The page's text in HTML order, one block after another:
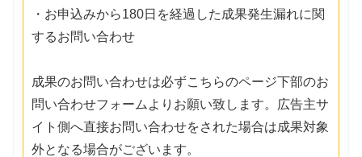
・お申込みから180日を経過した成果発生漏れに関
するお問い合わせ
成果のお問い合わせは必ずこちらのページ下部のお
問い合わせフォームよりお願い致します。広告主サ
イト側へ直接お問い合わせをされた場合は成果対象
外となる場合がございます。